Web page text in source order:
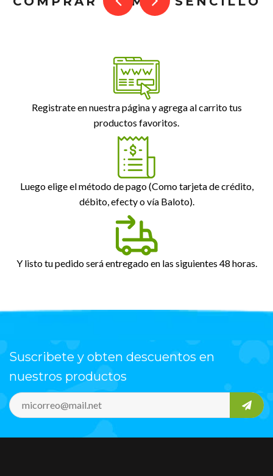
Registrate en nuestra página y agrega al carrito tus
productos favoritos.
Luego elige el método de pago (Como tarjeta de crédito,
débito, efecty o vía Baloto).
Y listo tu pedido será entregado en las siguientes 48 horas.
Suscribete y obten descuentos en
nuestros productos